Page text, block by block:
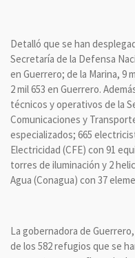
Detalló que se han
Secretaría de la Defensa
en Guerrero; de la Marina, 9
2 mil 653 en Guerrero.
técnicos y operativos de la
Comunicaciones y
especializados; 665
Electricidad (CFE) con 91
torres de iluminación y 2
Agua (Conagua) con 37
La gobernadora de
de los 582 refugios que se